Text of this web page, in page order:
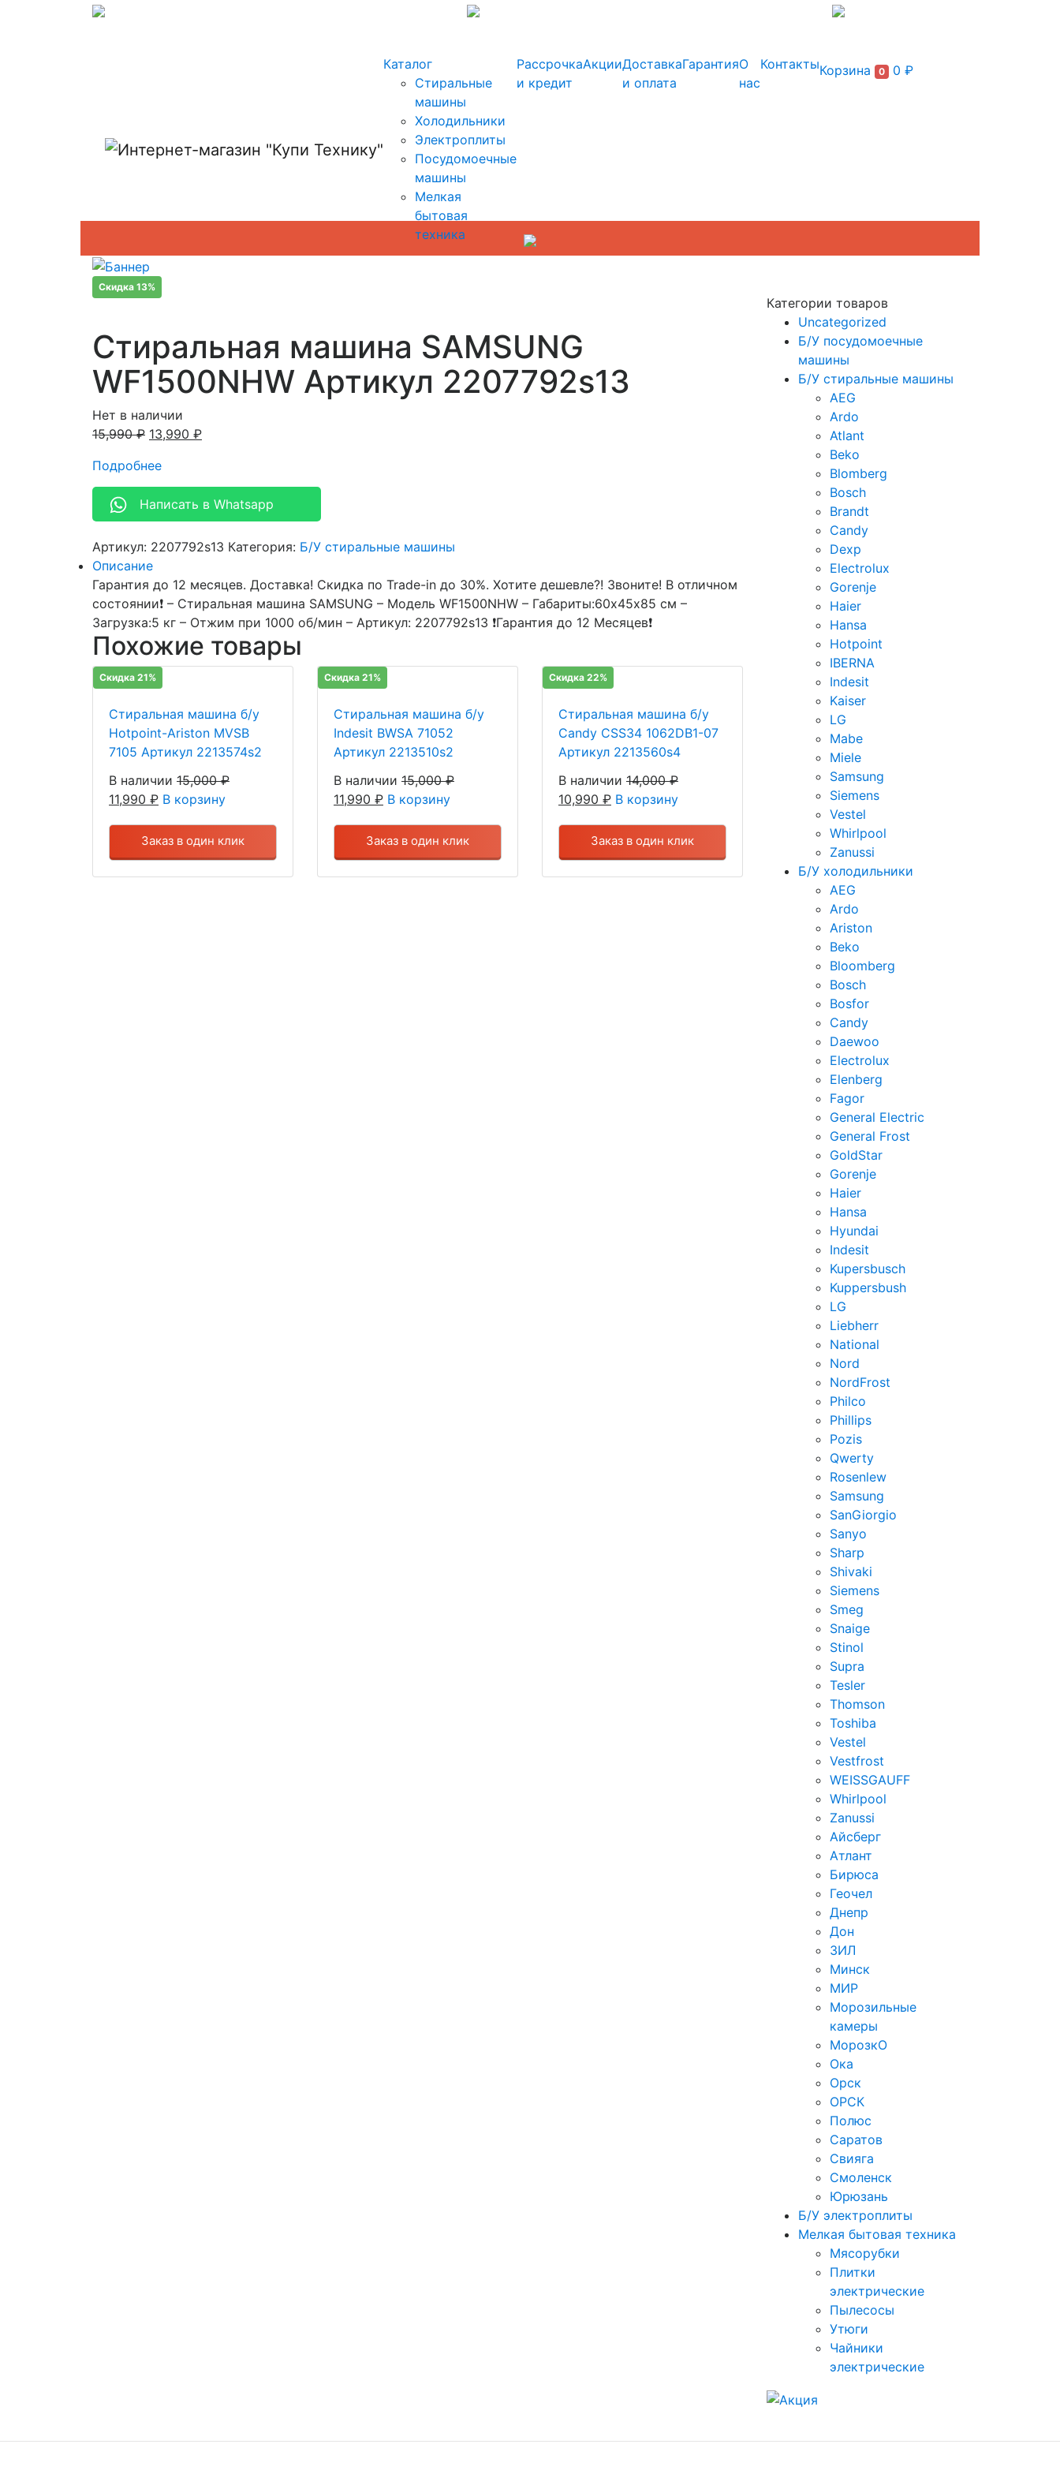
Каталог
Стиральные
машины
Холодильники
Электроплиты
Посудомоечные
машины
Мелкая
бытовая
техника
Рассрочка
и кредит
АкцииДоставка
и оплата
ГарантияО
нас
КонтактыКорзина 0 0 ₽
Скидка 13%
Стиральная машина SAMSUNG
WF1500NHW Артикул 2207792s13
Нет в наличии
15,990₽ 13,990 ₽
Подробнее
Написать в Whatsapp
Артикул: 2207792s13 Категория: Б/У стиральные машины
Описание
Гарантия до 12 месяцев. Доставка! Скидка по Trade-in до 30%. Хотите дешевле?! Звоните! В отличном
состоянии❗ – Стиральная машина SAMSUNG – Модель WF1500NHW – Габариты:60х45х85 см –
Загрузка:5 кг – Отжим при 1000 об/мин – Артикул: 2207792s13 ❗Гарантия до 12 Месяцев❗
Похожие товары
Скидка 21%
Стиральная машина б/у
Hotpoint-Ariston MVSB
7105 Артикул 2213574s2
В наличии 15,000₽
11,990 ₽ В корзину
Заказ в один клик
Скидка 21%
Стиральная машина б/у
Indesit BWSA 71052
Артикул 2213510s2
В наличии 15,000₽
11,990 ₽ В корзину
Заказ в один клик
Скидка 22%
Стиральная машина б/у
Candy CSS34 1062DB1-07
Артикул 2213560s4
В наличии 14,000₽
10,990 ₽ В корзину
Заказ в один клик
Категории товаров
Uncategorized
Б/У посудомоечные
машины
Б/У стиральные машины
AEG
Ardo
Atlant
Beko
Blomberg
Bosch
Brandt
Candy
Dexp
Electrolux
Gorenje
Haier
Hansa
Hotpoint
IBERNA
Indesit
Kaiser
LG
Mabe
Miele
Samsung
Siemens
Vestel
Whirlpool
Zanussi
Б/У холодильники
AEG
Ardo
Ariston
Beko
Bloomberg
Bosch
Bosfor
Candy
Daewoo
Electrolux
Elenberg
Fagor
General Electric
General Frost
GoldStar
Gorenje
Haier
Hansa
Hyundai
Indesit
Kupersbusch
Kuppersbush
LG
Liebherr
National
Nord
NordFrost
Philco
Phillips
Pozis
Qwerty
Rosenlew
Samsung
SanGiorgio
Sanyo
Sharp
Shivaki
Siemens
Smeg
Snaige
Stinol
Supra
Tesler
Thomson
Toshiba
Vestel
Vestfrost
WEISSGAUFF
Whirlpool
Zanussi
Айсберг
Атлант
Бирюса
Геочел
Днепр
Дон
ЗИЛ
Минск
МИР
Морозильные
камеры
МорозкО
Ока
Орск
ОРСК
Полюс
Саратов
Свияга
Смоленск
Юрюзань
Б/У электроплиты
Мелкая бытовая техника
Мясорубки
Плитки
электрические
Пылесосы
Утюги
Чайники
электрические